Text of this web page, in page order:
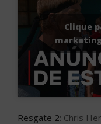
Clique
Resgate 2: Chris